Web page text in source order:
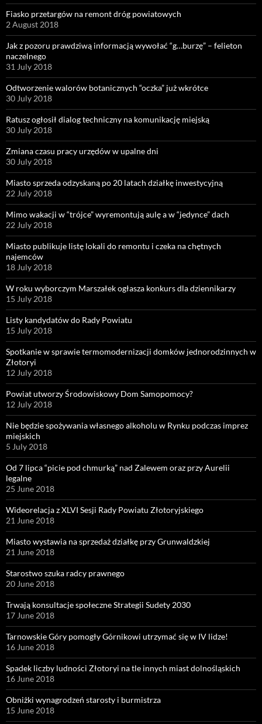
Fiasko przetargów na remont dróg powiatowych
2 August 2018
Jak z pozoru prawdziwą informacją wywołać “g…burzę” – felieton
naczelnego
31 July 2018
Odtworzenie walorów botanicznych “oczka” już wkrótce
30 July 2018
Ratusz ogłosił dialog techniczny na komunikację miejską
30 July 2018
Zmiana czasu pracy urzędów w upalne dni
30 July 2018
Miasto sprzeda odzyskaną po 20 latach działkę inwestycyjną
22 July 2018
Mimo wakacji w “trójce” wyremontują aulę a w “jedynce” dach
22 July 2018
Miasto publikuje listę lokali do remontu i czeka na chętnych
najemców
18 July 2018
W roku wyborczym Marszałek ogłasza konkurs dla dziennikarzy
15 July 2018
Listy kandydatów do Rady Powiatu
15 July 2018
Spotkanie w sprawie termomodernizacji domków jednorodzinnych w
Złotoryi
12 July 2018
Powiat utworzy Środowiskowy Dom Samopomocy?
12 July 2018
Nie będzie spożywania własnego alkoholu w Rynku podczas imprez
miejskich
5 July 2018
Od 7 lipca “picie pod chmurką” nad Zalewem oraz przy Aurelii
legalne
25 June 2018
Wideorelacja z XLVI Sesji Rady Powiatu Złotoryjskiego
21 June 2018
Miasto wystawia na sprzedaż działkę przy Grunwaldzkiej
21 June 2018
Starostwo szuka radcy prawnego
20 June 2018
Trwają konsultacje społeczne Strategii Sudety 2030
17 June 2018
Tarnowskie Góry pomogły Górnikowi utrzymać się w IV lidze!
16 June 2018
Spadek liczby ludności Złotoryi na tle innych miast dolnośląskich
16 June 2018
Obniżki wynagrodzeń starosty i burmistrza
15 June 2018